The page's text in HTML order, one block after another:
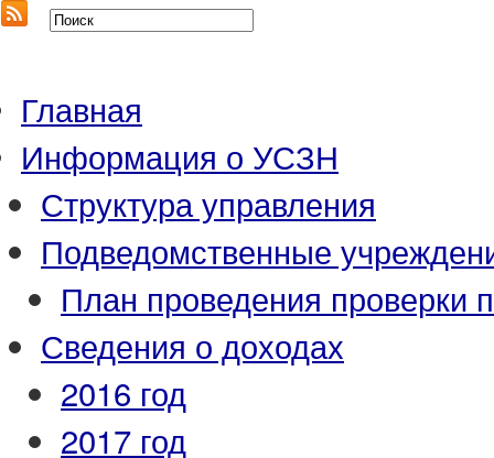
Главная
Информация о УСЗН
Структура управления
Подведомственные
План проведения проверки
Сведения о доходах
2016 год
2017 год